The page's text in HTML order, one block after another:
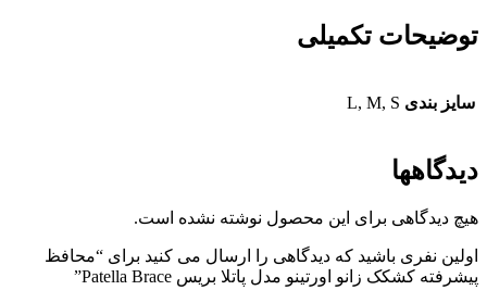
توضیحات تکمیلی
سایز بندی L, M, S
دیدگاهها
هیچ دیدگاهی برای این محصول نوشته نشده است.
اولین نفری باشید که دیدگاهی را ارسال می کنید برای “محافظ
پیشرفته کشکک زانو اورتینو مدل پاتلا بریس Patella Brace”